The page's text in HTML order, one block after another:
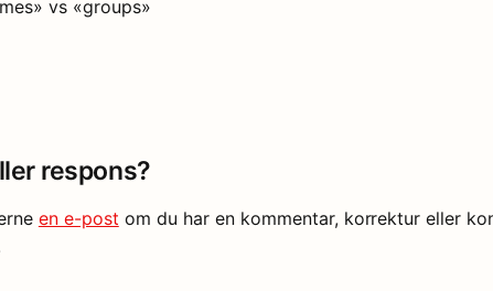
vs «groups»
respons?
en e-post om du har en kommentar, korrektur eller